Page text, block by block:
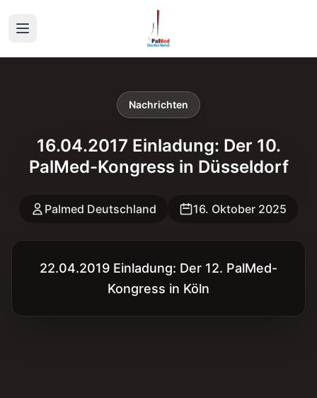
Nachrichten
16.04.2017 Einladung: Der 10.
PalMed-Kongress in Düsseldorf
Palmed Deutschland 16. Oktober 2025
22.04.2019 Einladung: Der 12. PalMed-
Kongress in Köln